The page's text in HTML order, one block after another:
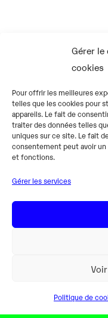
Gérer
cookies
Pour offrir les meilleures
telles que les cookies pour
appareils. Le fait de
traiter des données telles
uniques sur ce site. Le fait
consentement peut avoir
et fonctions.
Gérer les services
Politique de
Alternateur fermé
18 Août